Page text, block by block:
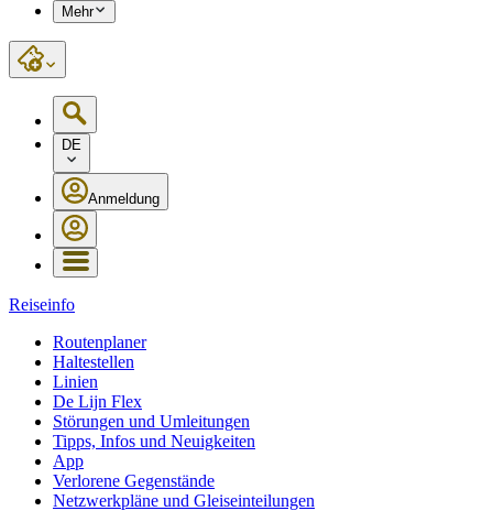
Mehr
DE
Anmeldung
Reiseinfo
Routenplaner
Haltestellen
Linien
De Lijn Flex
Störungen und Umleitungen
Tipps, Infos und Neuigkeiten
App
Verlorene Gegenstände
Netzwerkpläne und Gleiseinteilungen